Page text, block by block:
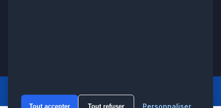
LCM
Tout accepter Tout refuser Personnaliser